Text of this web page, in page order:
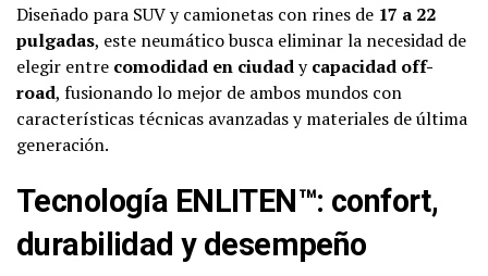
Diseñado para SUV y camionetas con rines de 17 a 22
pulgadas, este neumático busca eliminar la necesidad de
elegir entre comodidad en ciudadycapacidad off-
road, fusionando lo mejor de ambos mundos con
características técnicas avanzadas y materiales de última
generación.
Tecnología ENLITEN™: confort,
durabilidad y desempeño